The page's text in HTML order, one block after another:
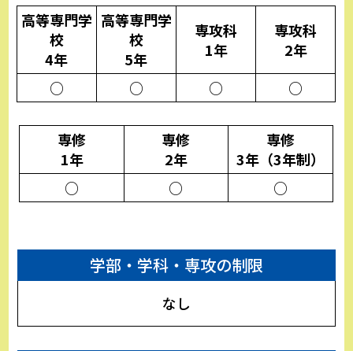
高等専門学
校
4年
○
高等専門学
校
5年
○
専攻科
1年
○
専攻科
2年
○
専修
1年
○
専修
2年
○
専修
3年（3年制）
○
学部・学科・専攻の制限
なし